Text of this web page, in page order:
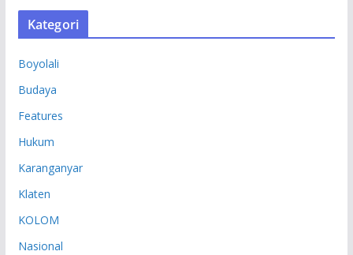
S
Kategori
Boyolali
Budaya
Features
Hukum
Karanganyar
Klaten
KOLOM
Nasional